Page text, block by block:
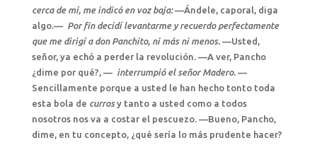
cerca de mí, me indicó en voz baja:—Ándele, caporal, diga
algo.— Por fin decidí levantarme y recuerdo perfectamente
que me dirigí a don Panchito, ni más ni menos. —Usted,
señor, ya echó a perder la revolución. —A ver, Pancho
¿dime por qué?, — interrumpió el señor Madero. —
Sencillamente porque a usted le han hecho tonto toda
esta bola de currosy tanto a usted como a todos
nosotros nos va a costar el pescuezo. —Bueno, Pancho,
dime, en tu concepto, ¿qué sería lo más prudente hacer?